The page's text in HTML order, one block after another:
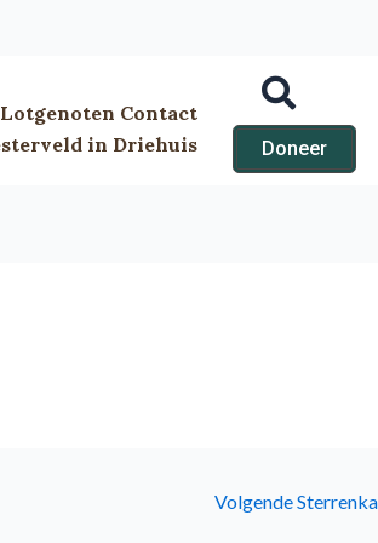
Lotgenoten Contact
in Driehuis
Doneer
Volgende